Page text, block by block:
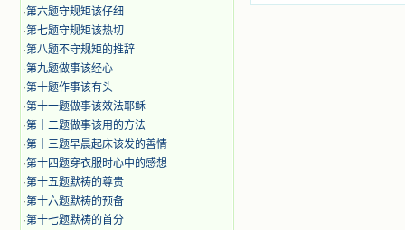
·第六题守规矩该仔细
·第七题守规矩该热切
·第八题不守规矩的推辞
·第九题做事该经心
·第十题作事该有头
·第十一题做事该效法耶稣
·第十二题做事该用的方法
·第十三题早晨起床该发的善情
·第十四题穿衣服时心中的感想
·第十五题默祷的尊贵
·第十六题默祷的预备
·第十七题默祷的首分